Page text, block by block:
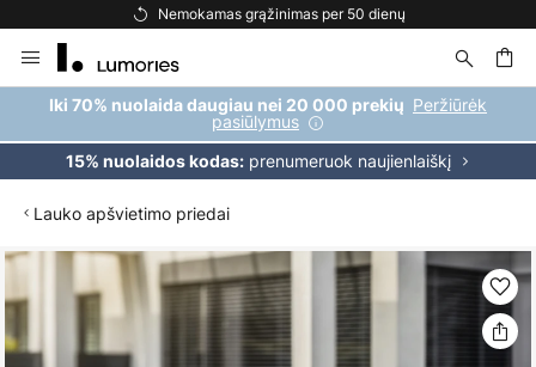
Nemokamas grąžinimas per 50 dienų
to
Content
Iki 70% nuolaida daugiau nei 20 000 prekių Peržiūrėk
pasiūlymus
15% nuolaidos kodas:prenumeruok naujienlaiškį
Lauko apšvietimo priedai
Skip
to
end